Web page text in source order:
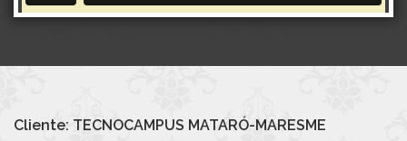
Cliente: TECNOCAMPUS MATARÓ-MARESME